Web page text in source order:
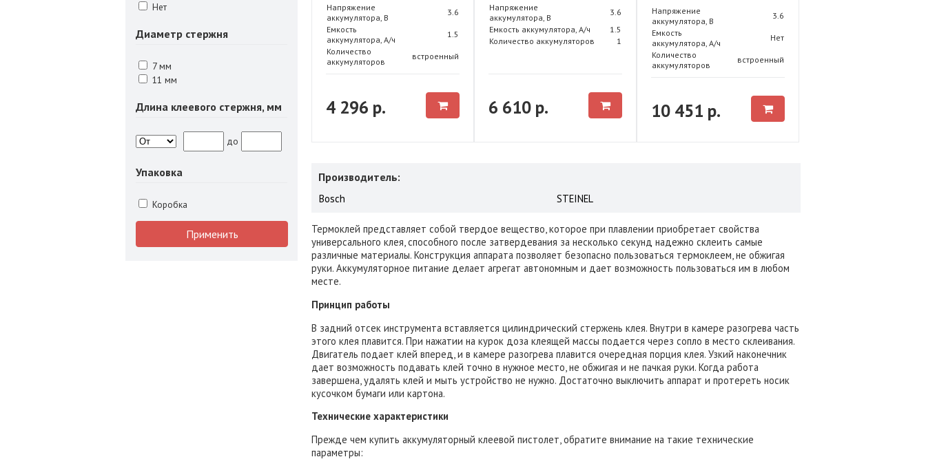
Нет
Диаметр стержня
7 мм
11 мм
Длина клеевого стержня, мм
до
Упаковка
Коробка
Применить
Напряжение
аккумулятора, В
3.6
Емкость
аккумулятора, А/ч
1.5
Количество
аккумуляторов
встроенный
4 296 р.
Напряжение
аккумулятора, В
3.6
Емкость аккумулятора, А/ч
1.5
Количество аккумуляторов
1
6 610 р.
Напряжение
аккумулятора, В
3.6
Емкость
аккумулятора, А/ч
Нет
Количество
аккумуляторов
встроенный
10 451 р.
Производитель:
Bosch STEINEL
Термоклей представляет собой твердое вещество, которое при плавлении приобретает свойства
универсального клея, способного после затвердевания за несколько секунд надежно склеить самые
различные материалы. Конструкция аппарата позволяет безопасно пользоваться термоклеем, не обжигая
руки. Аккумуляторное питание делает агрегат автономным и дает возможность пользоваться им в любом
месте.
Принцип работы
В задний отсек инструмента вставляется цилиндрический стержень клея. Внутри в камере разогрева часть
этого клея плавится. При нажатии на курок доза клеящей массы подается через сопло в место склеивания.
Двигатель подает клей вперед, и в камере разогрева плавится очередная порция клея. Узкий наконечник
дает возможность подавать клей точно в нужное место, не обжигая и не пачкая руки. Когда работа
завершена, удалять клей и мыть устройство не нужно. Достаточно выключить аппарат и протереть носик
кусочком бумаги или картона.
Технические характеристики
Прежде чем купить аккумуляторный клеевой пистолет, обратите внимание на такие технические
параметры: